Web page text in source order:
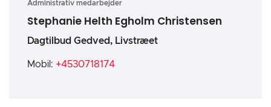
Administrativ medarbejder
Stephanie Helth Egholm Christensen
Dagtilbud Gedved, Livstræet
Mobil: +4530718174